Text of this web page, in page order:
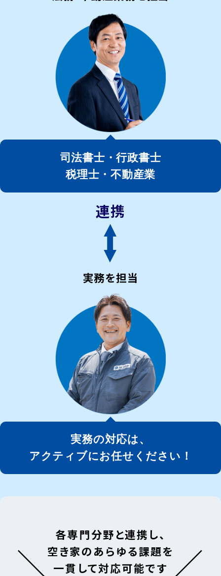
司法書士・行政書士
税理士・不動産業
実務を担当
実務の対応は、
アクティブにお任せください！
各専門分野と連携し、
空き家のあらゆる課題を
一貫して対応可能です